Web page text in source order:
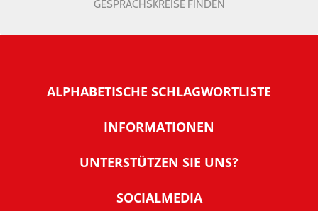
GESPRÄCHSKREISE FINDEN
ALPHABETISCHE SCHLAGWORTLISTE
INFORMATIONEN
Warum NachDenkSeiten
Tipps zur Nutzung der NachDenkSeiten
UNTERSTÜTZEN SIE UNS?
SOCIALMEDIA